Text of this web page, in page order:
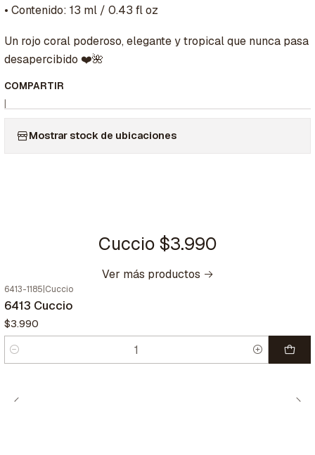
• Contenido: 13 ml / 0.43 fl oz
Un rojo coral poderoso, elegante y tropical que nunca pasa
desapercibido ❤️🌺
COMPARTIR
|
Mostrar stock de ubicaciones
Cuccio $3.990
Ver más productos
6413-1185|Cuccio
6413 Cuccio
$3.990
Cantidad